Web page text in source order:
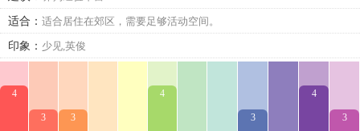
适合： 适合居住在郊区，需要足够活动空间。
印象： 少见,英俊
4
3 3
4
3
4
3